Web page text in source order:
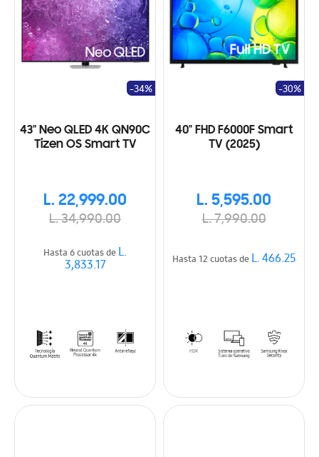
43" Neo QLED 4K QN90C
Tizen OS Smart TV
L. 22,999.00
L. 34,990.00
-34%
Hasta 6 cuotas deL.
3,833.17
40" FHD F6000F Smart
TV (2025)
L. 5,595.00
L. 7,990.00
-30%
Hasta 12 cuotas deL. 466.25